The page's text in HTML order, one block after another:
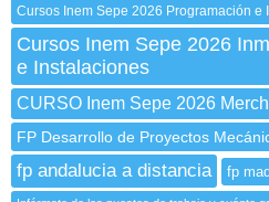
Cursos Inem Sepe 2026 Programación e
Cursos Inem Sepe 2026
e Instalaciones
CURSO Inem Sepe 2026
FP Desarrollo de Proyectos
fp andalucia a distancia fp